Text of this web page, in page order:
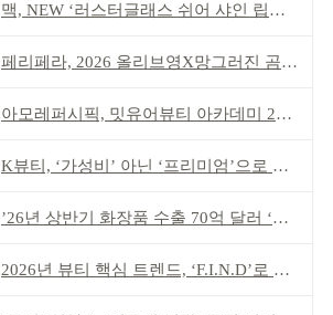
맥, NEW ‘러스터글래스 쉬어 샤인 립스틱’ 출시
페리페라, 2026 올리브영X망그러진 곰 콜라보
아모레퍼시픽, 밋유어뷰티 아카데미 2기 발대식
K뷰티, ‘가성비’ 아닌 ‘프리미엄’으로 승부걸어야
’26년 상반기 화장품 수출 70억 달러 ‘역대 최고’
2026년 뷰티 핵심 트렌드, ‘F.I.N.D’로 읽는다